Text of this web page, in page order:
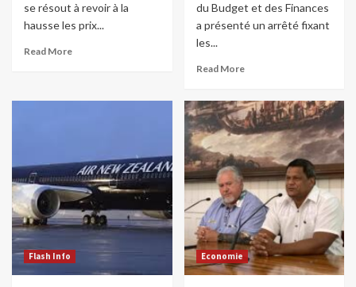
se résout à revoir à la
hausse les prix...
Read More
du Budget et des Finances
a présenté un arrêté fixant
les...
Read More
Flash Info Economie